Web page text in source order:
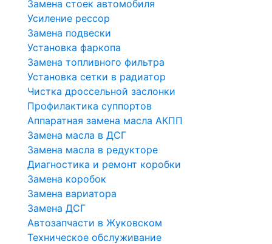
Замена стоек автомобиля
Усиление рессор
Замена подвески
Установка фаркопа
Замена топливного фильтра
Установка сетки в радиатор
Чистка дроссельной заслонки
Профилактика суппортов
Аппаратная замена масла АКПП
Замена масла в ДСГ
Замена масла в редукторе
Диагностика и ремонт коробки
Замена коробок
Замена вариатора
Замена ДСГ
Автозапчасти в Жуковском
Техническое обслуживание